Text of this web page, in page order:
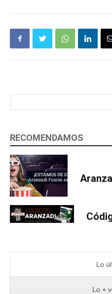
RECOMENDAMOS
Lo
Lo +